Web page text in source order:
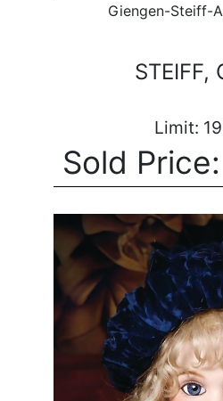
Giengen-Steiff-
STEIFF,
Limit:
Sold